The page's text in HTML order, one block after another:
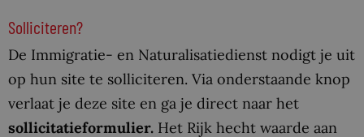
Solliciteren?
De Immigratie- en Naturalisatiedienst nodigt je uit
op hun site te solliciteren. Via onderstaande knop
verlaat je deze site en ga je direct naar het
sollicitatieformulier. Het Rijk hecht waarde aan